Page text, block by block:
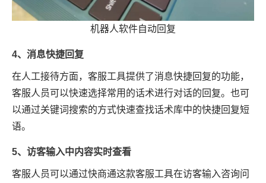
机器人软件自动回复
4、消息快捷回复
在人工接待方面，客服工具提供了消息快捷回复的功能，
客服人员可以快速选择常用的话术进行对话的回复。也可
以通过关键词搜索的方式快速查找话术库中的快捷回复短
语。
5、访客输入中内容实时查看
客服人员可以通过快商通这款客服工具在访客输入咨询问